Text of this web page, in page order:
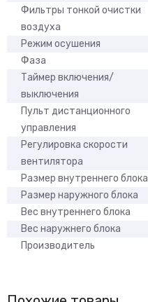
Фильтры тонкой очистки
воздуха
Режим осушения
Фаза
Таймер включения/
выключения
Пульт дистанционного
управления
Регулировка скорости
вентилятора
Размер внутреннего блока
Размер наружного блока
Вес внутреннего блока
Вес наружнего блока
Производитель